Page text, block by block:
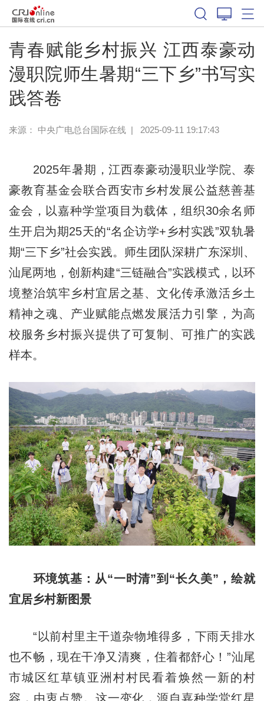
青春赋能乡村振兴 江西泰豪动
漫职院师生暑期“三下乡”书写实
践答卷
来源： 中央广电总台国际在线| 2025-09-11 19:17:43
2025年暑期，江西泰豪动漫职业学院、泰
豪教育基金会联合西安市乡村发展公益慈善基
金会，以嘉种学堂项目为载体，组织30余名师
生开启为期25天的“名企访学+乡村实践”双轨暑
期“三下乡”社会实践。师生团队深耕广东深圳、
汕尾两地，创新构建“三链融合”实践模式，以环
境整治筑牢乡村宜居之基、文化传承激活乡土
精神之魂、产业赋能点燃发展活力引擎，为高
校服务乡村振兴提供了可复制、可推广的实践
样本。
环境筑基：从“一时清”到“长久美”，绘就
宜居乡村新图景
“以前村里主干道杂物堆得多，下雨天排水
也不畅，现在干净又清爽，住着都舒心！”汕尾
市城区红草镇亚洲村村民看着焕然一新的村
容，由衷点赞。这一变化，源自嘉种学堂红星